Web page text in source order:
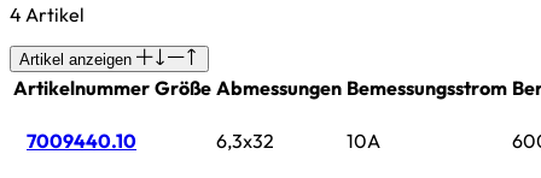
4 Artikel
Artikel anzeigen
Artikelnummer Größe Abmessungen Bemessungsstrom
7009440.10 6,3x32 10A